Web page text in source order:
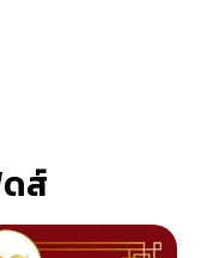
ดส์